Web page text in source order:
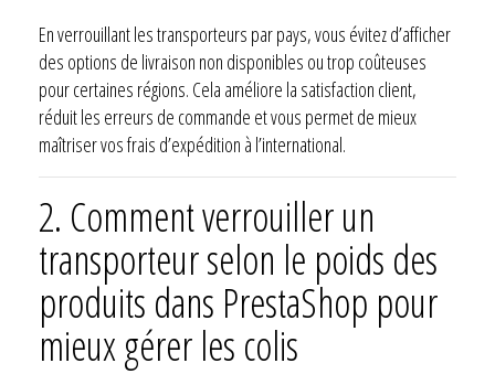
En verrouillant les transporteurs par pays, vous évitez d’afficher
des options de livraison non disponibles ou trop coûteuses
pour certaines régions. Cela améliore la satisfaction client,
réduit les erreurs de commande et vous permet de mieux
maîtriser vos frais d’expédition à l’international.
2. Comment verrouiller un
transporteur selon le poids des
produits dans PrestaShop pour
mieux gérer les colis